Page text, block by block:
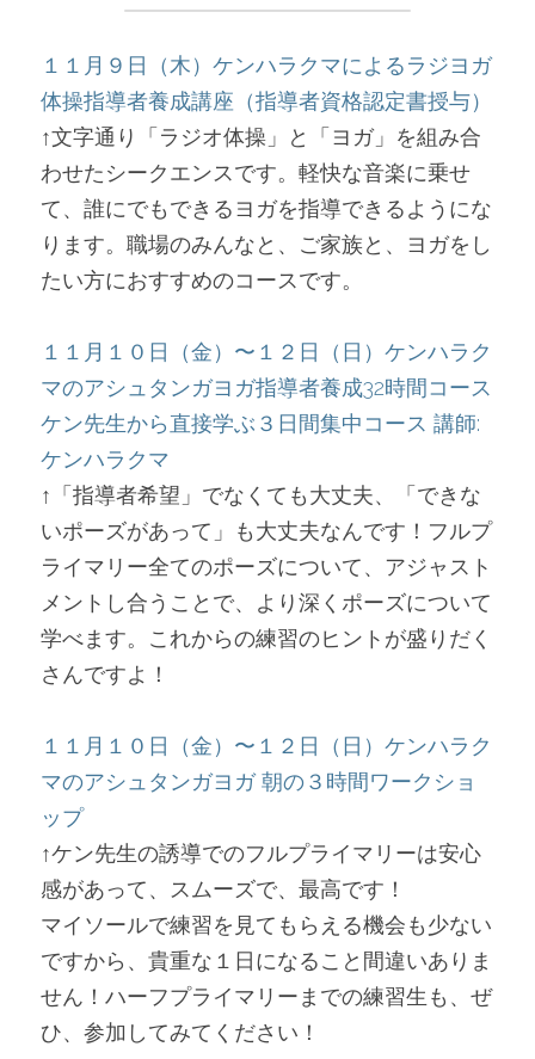
１１月９日（木）ケンハラクマによるラジヨガ
体操指導者養成講座（指導者資格認定書授与）
↑文字通り「ラジオ体操」と「ヨガ」を組み合
わせたシークエンスです。軽快な音楽に乗せ
て、誰にでもできるヨガを指導できるようにな
ります。職場のみんなと、ご家族と、ヨガをし
たい方におすすめのコースです。
１１月１０日（金）〜１２日（日）ケンハラク
マのアシュタンガヨガ指導者養成32時間コース
ケン先生から直接学ぶ３日間集中コース 講師:
ケンハラクマ
↑「指導者希望」でなくても大丈夫、「できな
いポーズがあって」も大丈夫なんです！フルプ
ライマリー全てのポーズについて、アジャスト
メントし合うことで、より深くポーズについて
学べます。これからの練習のヒントが盛りだく
さんですよ！
１１月１０日（金）〜１２日（日） ケンハラク
マのアシュタンガヨガ 朝の３時間ワークショ
ップ
↑ケン先生の誘導でのフルプライマリーは安心
感があって、スムーズで、最高です！
マイソールで練習を見てもらえる機会も少ない
ですから、貴重な１日になること間違いありま
せん！ハーフプライマリーまでの練習生も、ぜ
ひ、参加してみてください！